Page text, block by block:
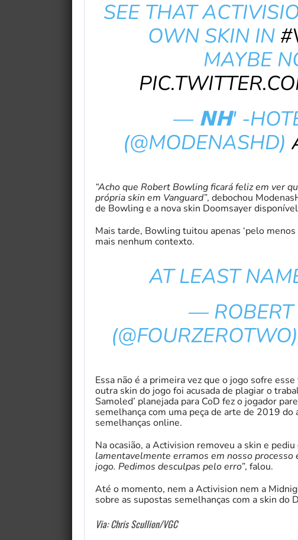
SEE THAT
OWN SKIN IN
MAYBE
— 𝗡𝗛' -
(@MODENASHD)
“Acho que Robert Bowling ficará feliz em ver
própria skin em Vanguard”, debochou
de Bowling e a nova skin Doomsayer
Mais tarde, Bowling tuitou apenas ‘pelo
mais nenhum contexto.
AT LEAST
—
(@FOURZEROTWO)
Essa não é a primeira vez que o jogo sofre
outra skin do jogo foi acusada de plagiar o
Samoled’ planejada para CoD fez o jogador
semelhança com uma peça de arte de 2019
semelhanças online.
Na ocasião, a Activision removeu a skin e pediu
lamentavelmente erramos em nosso processo
jogo. Pedimos desculpas pelo erro”, falou.
Até o momento, nem a Activision nem a
sobre as supostas semelhanças com a skin do
Via: Chris Scullion/VGC